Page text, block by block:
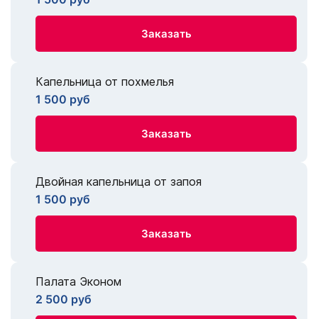
Заказать
Капельница от похмелья
1 500 руб
Заказать
Двойная капельница от запоя
1 500 руб
Заказать
Палата Эконом
2 500 руб